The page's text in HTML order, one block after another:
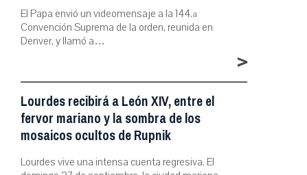
El Papa envió un videomensaje a la 144.ª
Convención Suprema de la orden, reunida en
Denver, y llamó a…
>
Lourdes recibirá a León XIV, entre el
fervor mariano y la sombra de los
mosaicos ocultos de Rupnik
Lourdes vive una intensa cuenta regresiva. El